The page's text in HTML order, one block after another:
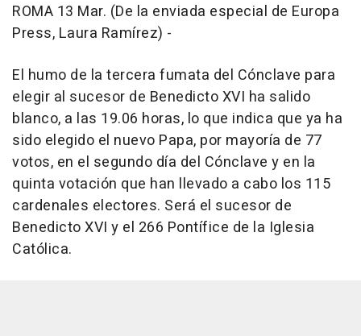
ROMA 13 Mar. (De la enviada especial de Europa
Press, Laura Ramírez) -
El humo de la tercera fumata del Cónclave para
elegir al sucesor de Benedicto XVI ha salido
blanco, a las 19.06 horas, lo que indica que ya ha
sido elegido el nuevo Papa, por mayoría de 77
votos, en el segundo día del Cónclave y en la
quinta votación que han llevado a cabo los 115
cardenales electores. Será el sucesor de
Benedicto XVI y el 266 Pontífice de la Iglesia
Católica.